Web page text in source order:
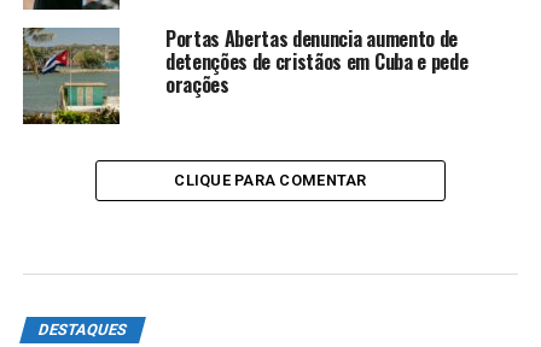
Portas Abertas denuncia aumento de
detenções de cristãos em Cuba e pede
orações
CLIQUE PARA COMENTAR
DESTAQUES